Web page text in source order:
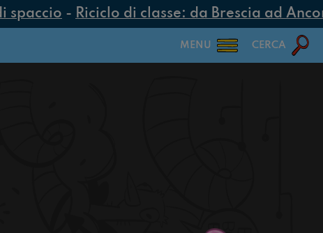
- Riciclo di classe: da Brescia ad
MENU CERCA